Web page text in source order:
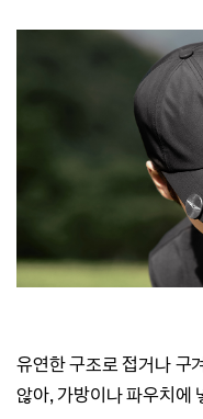
유연한 구조로 접거나 구
않아, 가방이나 파우치에